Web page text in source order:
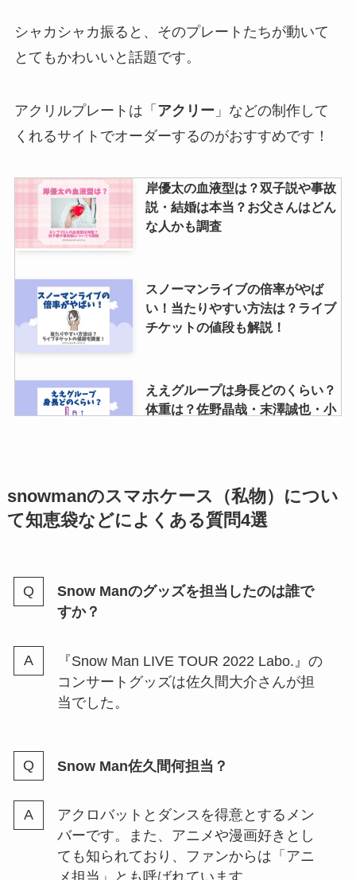
介！a型はいない？b型多い？年齢
や誕生日も調査
ジャニーズのカラオケで歌いやす
い曲はコレ！男女別の歌いやすい
曲や本人映像の曲紹介！
ジャニーズの本人確認で入れなか
った人はいる？されやすい人や顔
ジュニアの年齢順は？歴長い順・
最年長デビューは誰？年齢制限の
シャカシャカ振ると、そのプレートたちが動いて
とてもかわいいと話題です。
アクリルプレートは「 アクリー 」などの制作して
くれるサイトでオーダーするのがおすすめです！
岸優太の血液型は？双子説や事故
説・結婚は本当？お父さんはどん
な人かも調査
スノーマンライブの倍率がやば
い！当たりやすい方法は？ライブ
チケットの値段も解説！
ええグループは身長どのくらい？
体重は？佐野晶哉・末澤誠也・小
ジャニーズが熱愛を認めたのは
誰？彼女いる人の交際相手は？熱
愛報道がない人は？
snowmanのアルバムはどれを買
櫻井翔のお父さんは誰？元事務次
ニーズチケットが入場できない理
由や購入する時の注意点も解説
snowmanのスマホケース（私物）につい
て知恵袋などによくある質問4選
Snow Manのグッズを担当したのは誰で
すか？
『Snow Man LIVE TOUR 2022 Labo.』の
コンサートグッズは佐久間大介さんが担
当でした。
Snow Man佐久間何担当？
アクロバットとダンスを得意とするメン
バーです。また、アニメや漫画好きとし
ても知られており、ファンからは「アニ